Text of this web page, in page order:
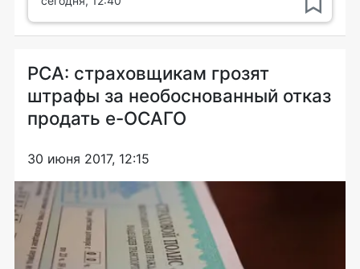
РСА: страховщикам грозят
штрафы за необоснованный отказ
продать е-ОСАГО
30 июня 2017, 12:15